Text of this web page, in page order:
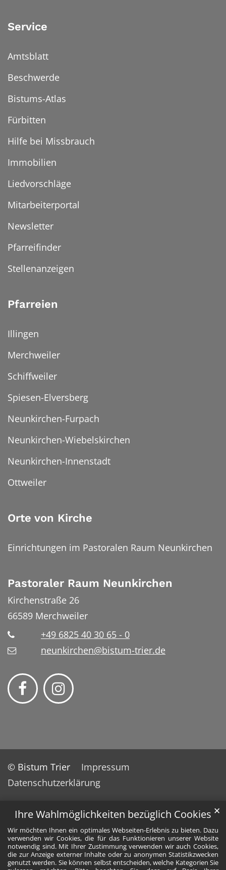
Ihre Wahlmöglichkeiten bezüglich Cookies
Wir möchten Ihnen ein optimales Webseiten-Erlebnis zu bieten. Dazu
verwenden wir Cookies, die für das Funktionieren unserer Website
notwendig sind. Mit Ihrer Zustimmung verwenden wir auch Cookies,
die zur Anzeige externer Inhalte oder zu anonymen Statistikzwecken
genutzt werden. Sie können selbst entscheiden, welche Kategorien Sie
✕
Service
Amtsblatt
Beschwerde
Bistums-Atlas
Fürbitten
Hilfe bei Missbrauch
Immobilien
Liedvorschläge
Mitarbeiterportal
Newsletter
Pfarreifinder
Stellenanzeigen
Pfarreien
Illingen
Merchweiler
Schiffweiler
Spiesen-Elversberg
Neunkirchen-Furpach
Neunkirchen-Wiebelskirchen
Neunkirchen-Innenstadt
Ottweiler
Orte von Kirche
Einrichtungen im Pastoralen Raum Neunkirchen
Pastoraler Raum Neunkirchen
Kirchenstraße 26
66589 Merchweiler
+49 6825 40 30 65 - 0
neunkirchen@bistum-trier.de
© Bistum Trier
Impressum
Datenschutzerklärung